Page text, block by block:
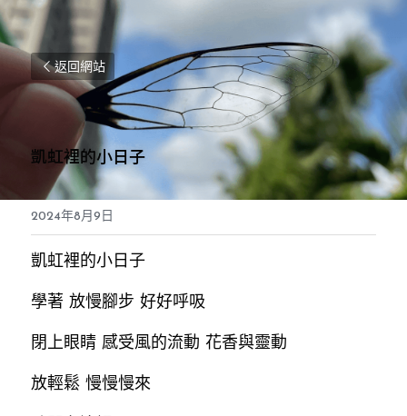
返回網站
凱虹裡的小日子
2024年8月9日
凱虹裡的小日子
學著 放慢腳步 好好呼吸
閉上眼睛 感受風的流動 花香與靈動
放輕鬆 慢慢慢來